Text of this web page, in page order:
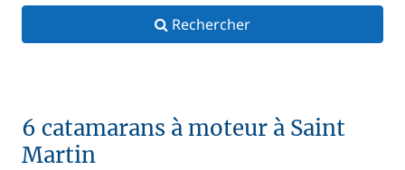
Rechercher
6 catamarans à moteur à Saint
Martin